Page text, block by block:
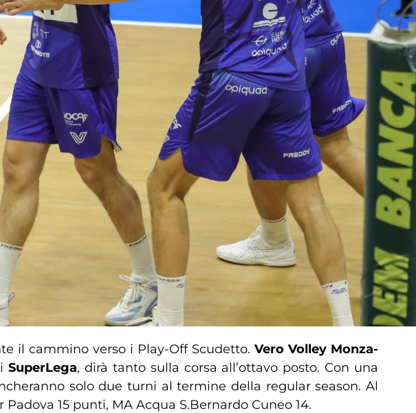
il cammino verso i Play-Off Scudetto. Vero Volley Monza-
SuperLega, dirà tanto sulla corsa all’ottavo posto. Con una
solo due turni al termine della regular season. Al
15 punti, MA Acqua S.Bernardo Cuneo 14.